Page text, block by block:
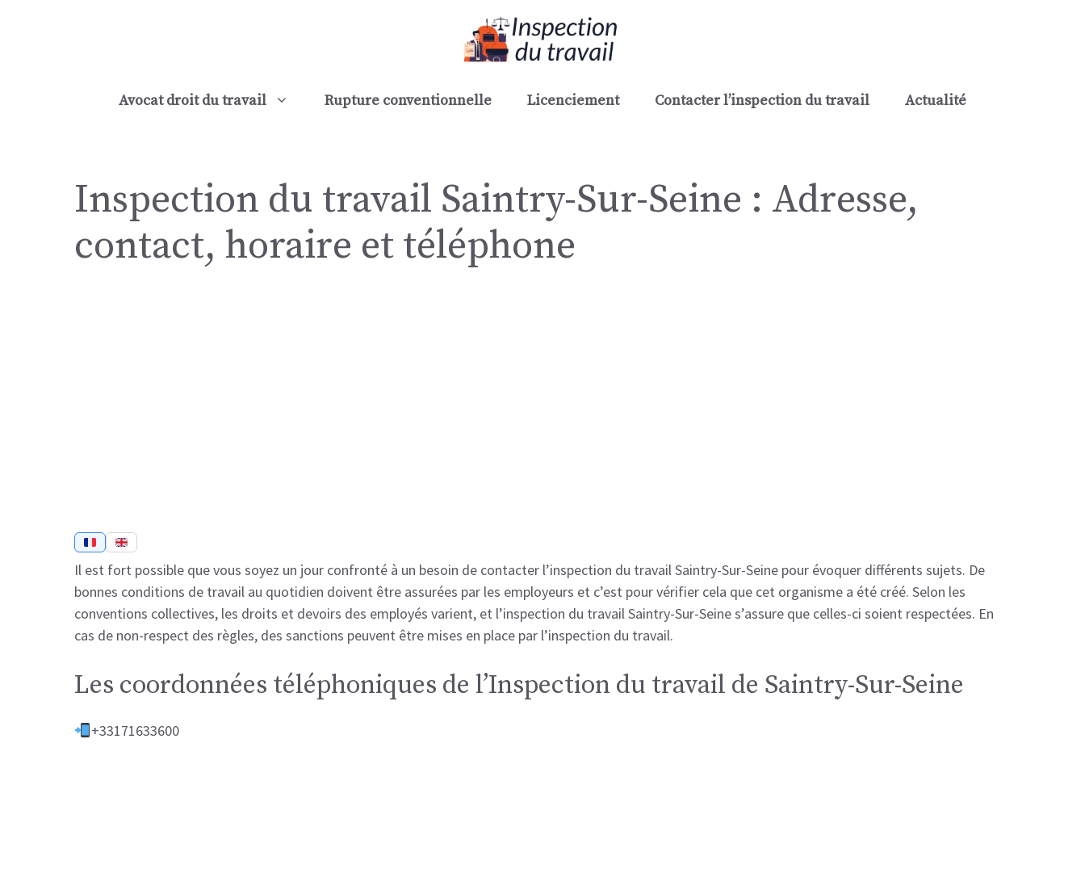
Avocat droit du travail Rupture conventionnelle Licenciement Contacter l’inspection du travail Actualité
Inspection du travail Saintry-Sur-Seine : Adresse,
contact, horaire et téléphone
Il est fort possible que vous soyez un jour confronté à un besoin de contacter l’inspection du travail Saintry-Sur-Seine pour évoquer différents sujets. De
bonnes conditions de travail au quotidien doivent être assurées par les employeurs et c’est pour vérifier cela que cet organisme a été créé. Selon les
conventions collectives, les droits et devoirs des employés varient, et l’inspection du travail Saintry-Sur-Seine s’assure que celles-ci soient respectées. En
cas de non-respect des règles, des sanctions peuvent être mises en place par l’inspection du travail.
Les coordonnées téléphoniques de l’Inspection du travail de Saintry-Sur-Seine
+33171633600